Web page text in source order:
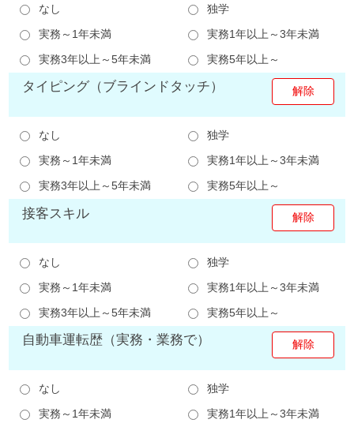
なし
独学
実務～1年未満
実務1年以上～3年未満
実務3年以上～5年未満
実務5年以上～
タイピング（ブラインドタッチ）
なし
独学
実務～1年未満
実務1年以上～3年未満
実務3年以上～5年未満
実務5年以上～
接客スキル
なし
独学
実務～1年未満
実務1年以上～3年未満
実務3年以上～5年未満
実務5年以上～
自動車運転歴（実務・業務で）
なし
独学
実務～1年未満
実務1年以上～3年未満